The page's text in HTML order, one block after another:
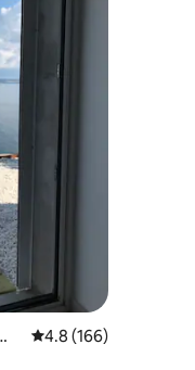
価
レビュー166件、5つ
4.8 (166)